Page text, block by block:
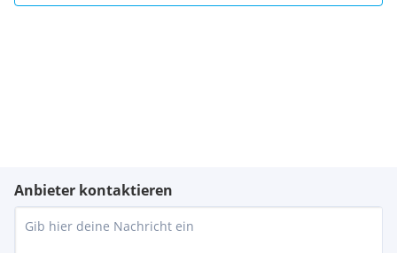
Anbieter kontaktieren